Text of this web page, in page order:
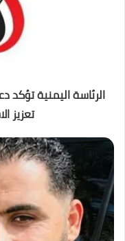
الرئاسة اليمنية
تعزيز